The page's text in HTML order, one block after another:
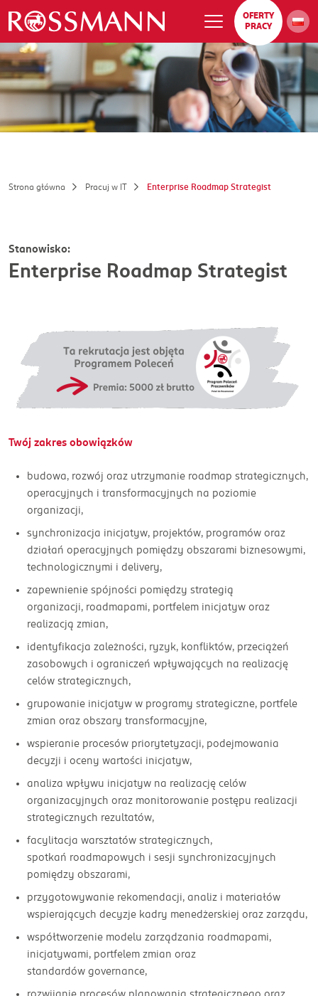
OFERTY
PRACY
Strona główna Pracuj w IT Enterprise Roadmap Strategist
Stanowisko:
Enterprise Roadmap Strategist
Twój zakres obowiązków
budowa, rozwój oraz utrzymanie roadmap strategicznych,
operacyjnych i transformacyjnych na poziomie
organizacji,
synchronizacja inicjatyw, projektów, programów oraz
działań operacyjnych pomiędzy obszarami biznesowymi,
technologicznymi i delivery,
zapewnienie spójności pomiędzy strategią
organizacji, roadmapami, portfelem inicjatyw oraz
realizacją zmian,
identyfikacja zależności, ryzyk, konfliktów, przeciążeń
zasobowych i ograniczeń wpływających na realizację
celów strategicznych,
grupowanie inicjatyw w programy strategiczne, portfele
zmian oraz obszary transformacyjne,
wspieranie procesów priorytetyzacji, podejmowania
decyzji i oceny wartości inicjatyw,
analiza wpływu inicjatyw na realizację celów
organizacyjnych oraz monitorowanie postępu realizacji
strategicznych rezultatów,
facylitacja warsztatów strategicznych,
spotkań roadmapowych i sesji synchronizacyjnych
pomiędzy obszarami,
przygotowywanie rekomendacji, analiz i materiałów
wspierających decyzje kadry menedżerskiej oraz zarządu,
współtworzenie modelu zarządzania roadmapami,
inicjatywami, portfelem zmian oraz
standardów governance,
rozwijanie procesów planowania strategicznego oraz